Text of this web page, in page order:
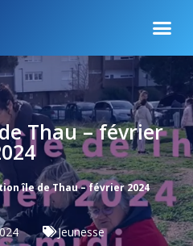
Thau – février
île de Thau – février 2024
Jeunesse